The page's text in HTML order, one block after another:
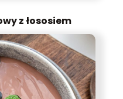
z łososiem